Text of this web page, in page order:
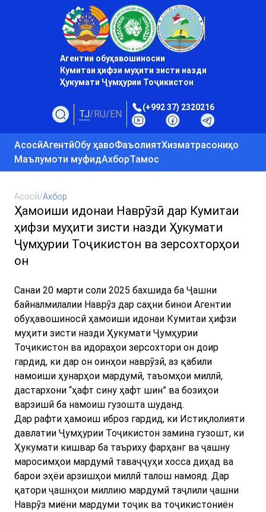
Агентии обуҳавошиносии
Кумитаи ҳифзи муҳити зисти назди
Ҳукумати Ҷумҳурии Тоҷикистон
TJ/RU/EN
(+992 37) 2320216
АсосӣАгентӣОбу ҳавоФаъолиятХизматрасониҳо
Маълумоти муфидАхборТамос
Асосӣ/Ахбор
Ҳамоиши идонаи Наврӯзӣ дар Кумитаи
ҳифзи муҳити зисти назди Ҳукумати
Ҷумҳурии Тоҷикистон ва зерсохторҳои
он
Санаи 20 марти соли 2025 бахшида ба Ҷашни
байналмилалии Наврӯз дар саҳни бинои Агентии
обуҳавошиносӣ ҳамоиши идонаи Кумитаи ҳифзи
муҳити зисти назди Ҳукумати Ҷумҳурии
Тоҷикистон ва идораҳои зерсохтори он доир
гардид, ки дар он оинҳои наврӯзӣ, аз қабили
намоиши ҳунарҳои мардумӣ, таъомҳои миллӣ,
дастархони “ҳафт сину ҳафт шин” ва бозиҳои
варзишӣ ба намоиш гузошта шуданд.
Дар рафти ҳамоиш иброз гардид, ки Истиқлолияти
давлатии Ҷумҳурии Тоҷикистон замина гузошт, ки
Ҳукумати кишвар ба таъриху фарҳанг ва ҷашну
маросимҳои мардумӣ таваҷҷуҳи хосса диҳад ва
барои эҳёи арзишҳои миллӣ талош намояд. Дар
қатори ҷашнҳои миллию мардумӣ таҷлили ҷашни
Наврӯз миёни мардуми тоҷик ва тоҷикистониён